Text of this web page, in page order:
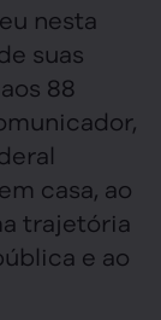
nesta
suas
88
casa, ao
trajetória
e ao